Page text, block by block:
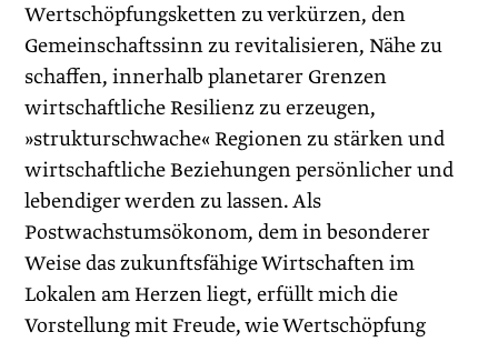
Wertschöpfungsketten zu verkürzen, den
Gemeinschaftssinn zu revitalisieren, Nähe zu
schaffen, innerhalb planetarer Grenzen
wirtschaftliche Resilienz zu erzeugen,
»strukturschwache« Regionen zu stärken und
wirtschaftliche Beziehungen persönlicher und
lebendiger werden zu lassen. Als
Postwachstumsökonom, dem in besonderer
Weise das zukunftsfähige Wirtschaften im
Lokalen am Herzen liegt, erfüllt mich die
Vorstellung mit Freude, wie Wertschöpfung